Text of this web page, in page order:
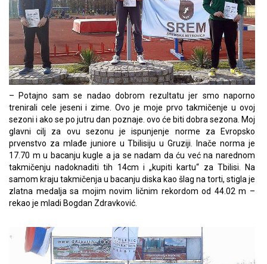
– Potajno sam se nadao dobrom rezultatu jer smo naporno
trenirali cele jeseni i zime. Ovo je moje prvo takmičenje u ovoj
sezoni i ako se po jutru dan poznaje. ovo će biti dobra sezona. Moj
glavni cilj za ovu sezonu je ispunjenje norme za Evropsko
prvenstvo za mlađe juniore u Tbilisiju u Gruziji. Inače norma je
17.70 m u bacanju kugle a ja se nadam da ću već na narednom
takmičenju nadoknaditi tih 14cm i „kupiti kartu“ za Tbilisi. Na
samom kraju takmičenja u bacanju diska kao šlag na torti, stigla je
zlatna medalja sa mojim novim ličnim rekordom od 44.02 m –
rekao je mladi Bogdan Zdravković.